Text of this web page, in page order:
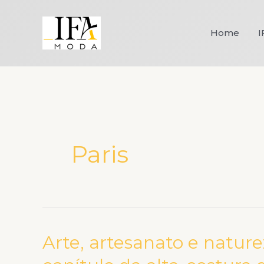
Home
Paris
Arte, artesanato e
Arte,